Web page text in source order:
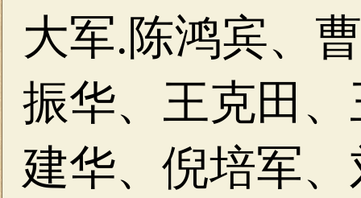
大军.陈鸿宾、
振华、王克田
建华、倪培军